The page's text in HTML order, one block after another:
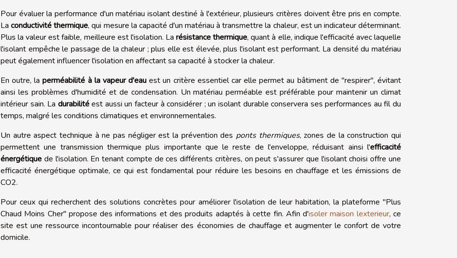
Pour évaluer la performance d'un matériau isolant destiné à l'extérieur, plusieurs critères doivent être pris en compte.
Laconductivité thermique, qui mesure la capacité d'un matériau à transmettre la chaleur, est un indicateur déterminant.
Plus la valeur est faible, meilleure est l'isolation. Larésistance thermique, quant à elle, indique l'efficacité avec laquelle
l'isolant empêche le passage de la chaleur ; plus elle est élevée, plus l'isolant est performant. La densité du matériau
peut également influencer l'isolation en affectant sa capacité à stocker la chaleur.
En outre, laperméabilité à la vapeur d'eau est un critère essentiel car elle permet au bâtiment de "respirer", évitant
ainsi les problèmes d'humidité et de condensation. Un matériau perméable est préférable pour maintenir un climat
intérieur sain. La durabilitéest aussi un facteur à considérer ; un isolant durable conservera ses performances au fil du
temps, malgré les conditions climatiques et environnementales.
Un autre aspect technique à ne pas négliger est la prévention des ponts thermiques, zones de la construction qui
permettent une transmission thermique plus importante que le reste de l'enveloppe, réduisant ainsi l'efficacité
énergétique de l'isolation. En tenant compte de ces différents critères, on peut s'assurer que l'isolant choisi offre une
efficacité énergétique optimale, ce qui est fondamental pour réduire les besoins en chauffage et les émissions de
CO2.
Pour ceux qui recherchent des solutions concrètes pour améliorer l'isolation de leur habitation, la plateforme "Plus
Chaud Moins Cher" propose des informations et des produits adaptés à cette fin. Afin d'isoler maison lexterieur, ce
site est une ressource incontournable pour réaliser des économies de chauffage et augmenter le confort de votre
domicile.